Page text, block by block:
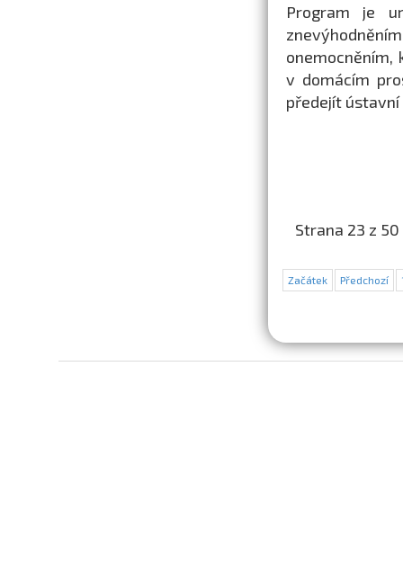
Program je
v domácím
předejít ústavní
Strana 23 z 50
Začátek Předchozí